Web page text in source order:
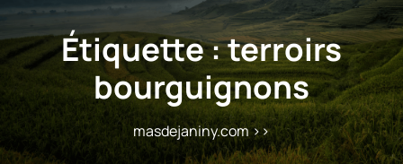
Étiquette :terroirs
bourguignons
masdejaniny.com>>